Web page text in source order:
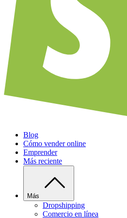
Blog
Cómo vender online
Emprender
Más reciente
Más
Dropshipping
Comercio en línea